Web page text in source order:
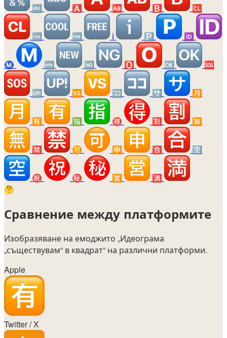
🔤 🅰️ 🆎 🅱️ 🆑
🆒 🆓 ℹ️ 🅿️ 🆔
Ⓜ️ 🆕 🆖 🅾️ 🆗 🆘
🆙 🆚 🈁 🈂️ 🈷️
🈶 🈯 🉐 🈹 🈚
🈲 🉑 🈸 🈴 🈳
㊗️ ㊙️ 🈺
🈵
🤔
Сравнение между платформите
Изобразяване на емоджито „Идеограма
„съществувам“ в квадрат“ на различни платформи.
Apple
Twitter / X